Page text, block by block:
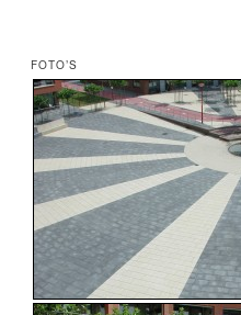
FOTO’S